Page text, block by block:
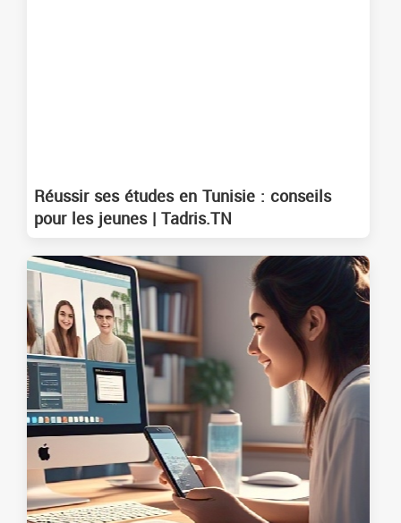
Réussir ses études en Tunisie : conseils
pour les jeunes | Tadris.TN